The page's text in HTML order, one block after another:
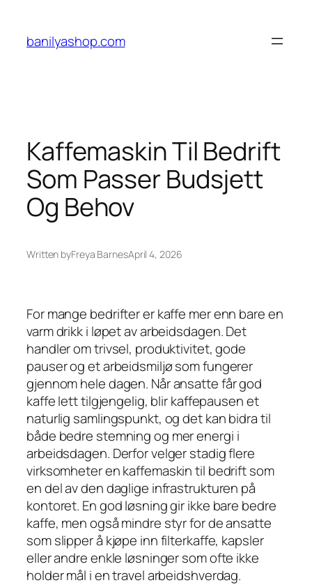
content
banilyashop.com
Kaffemaskin Til Bedrift
Som Passer Budsjett
Og Behov
Written byFreya BarnesApril 4, 2026
For mange bedrifter er kaffe mer enn bare en
varm drikk i løpet av arbeidsdagen. Det
handler om trivsel, produktivitet, gode
pauser og et arbeidsmiljø som fungerer
gjennom hele dagen. Når ansatte får god
kaffe lett tilgjengelig, blir kaffepausen et
naturlig samlingspunkt, og det kan bidra til
både bedre stemning og mer energi i
arbeidsdagen. Derfor velger stadig flere
virksomheter en kaffemaskin til bedrift som
en del av den daglige infrastrukturen på
kontoret. En god løsning gir ikke bare bedre
kaffe, men også mindre styr for de ansatte
som slipper å kjøpe inn filterkaffe, kapsler
eller andre enkle løsninger som ofte ikke
holder mål i en travel arbeidshverdag.